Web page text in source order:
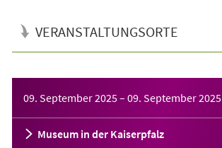
VERANSTALTUNGSORTE
09. September 2025– 09. September 2025
Museum in der Kaiserpfalz